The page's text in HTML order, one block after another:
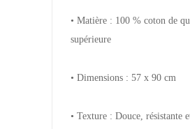
• Matière : 100 % coton de
supérieure
• Dimensions : 57 x 90 cm
• Texture : Douce, résistante